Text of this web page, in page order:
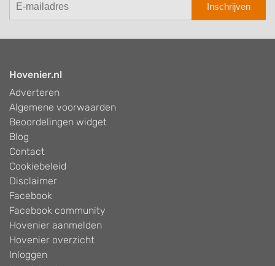
Inschrijven
Hovenier.nl
Adverteren
Algemene voorwaarden
Beoordelingen widget
Blog
Contact
Cookiebeleid
Disclaimer
Facebook
Facebook community
Hovenier aanmelden
Hovenier overzicht
Inloggen